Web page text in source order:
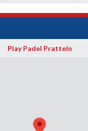
Play Padel Pratteln